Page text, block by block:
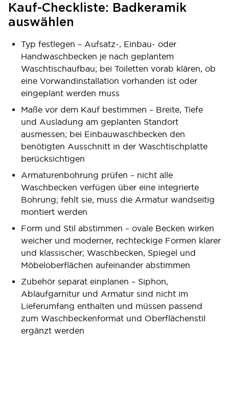
Kauf-Checkliste: Badkeramik
auswählen
Typ festlegen – Aufsatz-, Einbau- oder
Handwaschbecken je nach geplantem
Waschtischaufbau; bei Toiletten vorab klären, ob
eine Vorwandinstallation vorhanden ist oder
eingeplant werden muss
Maße vor dem Kauf bestimmen – Breite, Tiefe
und Ausladung am geplanten Standort
ausmessen; bei Einbauwaschbecken den
benötigten Ausschnitt in der Waschtischplatte
berücksichtigen
Armaturenbohrung prüfen – nicht alle
Waschbecken verfügen über eine integrierte
Bohrung; fehlt sie, muss die Armatur wandseitig
montiert werden
Form und Stil abstimmen – ovale Becken wirken
weicher und moderner, rechteckige Formen klarer
und klassischer; Waschbecken, Spiegel und
Möbeloberflächen aufeinander abstimmen
Zubehör separat einplanen – Siphon,
Ablaufgarnitur und Armatur sind nicht im
Lieferumfang enthalten und müssen passend
zum Waschbeckenformat und Oberflächenstil
ergänzt werden